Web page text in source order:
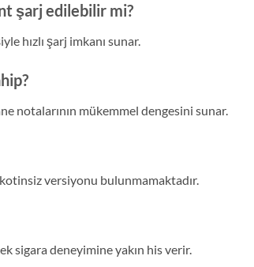
şarj edilebilir mi?
hızlı şarj imkanı sunar.
notalarının mükemmel dengesini sunar.
versiyonu bulunmamaktadır.
sigara deneyimine yakın his verir.